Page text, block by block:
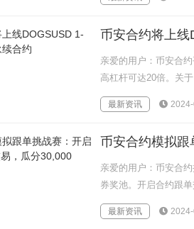
币安合约将上
亲爱的用户：币安合
高杠杆可达20倍。关
最新资讯
币安合约模拟
亲爱的用户：币安合
券奖池。开启合约跟
最新资讯